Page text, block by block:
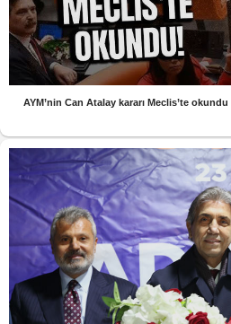
AYM’nin Can Atalay kararı Meclis’te okundu